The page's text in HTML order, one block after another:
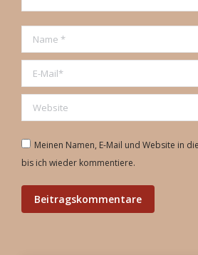
Name *
E-Mail *
Website
Meinen Namen, E-Mail und Website in
bis ich wieder kommentiere.
Beitragskommentare